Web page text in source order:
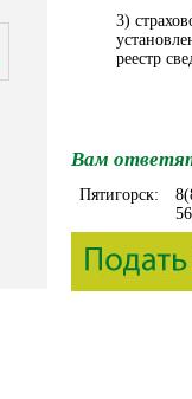
3)
реестр
Вам ответят
Пятигорск: